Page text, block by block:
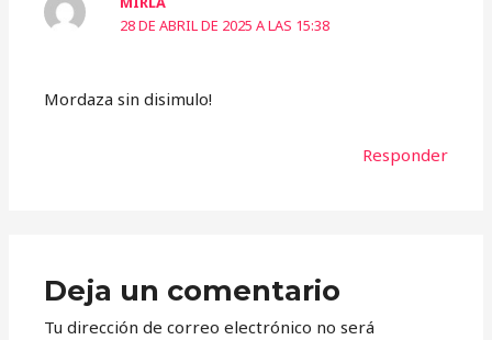
28 DE ABRIL DE 2025 A LAS 15:38
Mordaza sin disimulo!
Responder
Deja un comentario
Tu dirección de correo electrónico no será